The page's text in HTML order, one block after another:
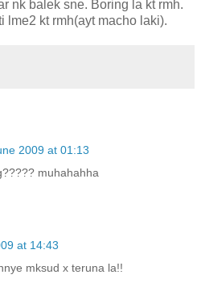
nk balek sne. Boring la kt rmh.
lme2 kt rmh(ayt macho laki).
2009 at 01:13
muhahahha
at 14:43
mksud x teruna la!!